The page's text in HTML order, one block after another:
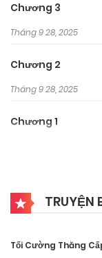
Chương 3
Tháng 9 28, 2025
Chương 2
Tháng 9 28, 2025
Chương 1
TRUYỆN
Tối Cường Thăng